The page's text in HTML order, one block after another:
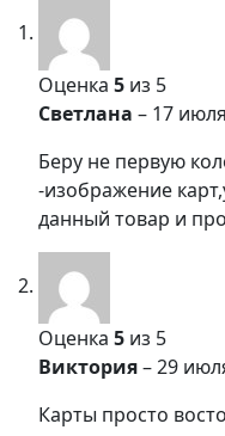
Оценка 5 из 5
Светлана – 17
Беру не первую
-изображение
данный товар и
Оценка 5 из 5
Виктория–29
Карты просто